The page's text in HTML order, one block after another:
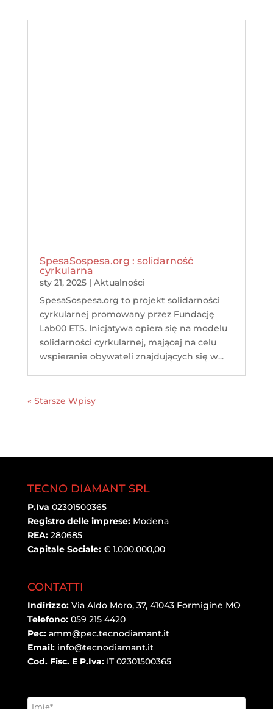
« Starsze Wpisy
TECNO DIAMANT SRL
P.Iva02301500365
Indirizzo: Via Aldo Moro, 37, 41043 Formigine MO
Telefono:059 215 4420
Pec:amm@pec.tecnodiamant.it
Email:info@tecnodiamant.it
Cod. Fisc. E P.Iva:IT 02301500365
Akceptuję warunki określone w